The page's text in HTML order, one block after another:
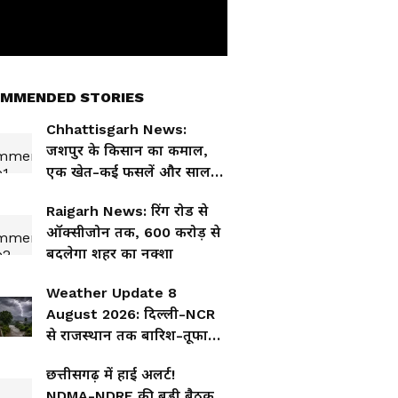
STORIES
Chhattisgarh News:
जशपुर के किसान का कमाल,
एक खेत-कई फसलें और सालभर
Raigarh News: रिंग रोड से
ऑक्सीजोन तक, 600 करोड़ से
बदलेगा शहर का नक्शा
Weather Update 8
August 2026: दिल्ली-NCR
से राजस्थान तक बारिश-तूफान
हाल
छत्तीसगढ़ में हाई अलर्ट!